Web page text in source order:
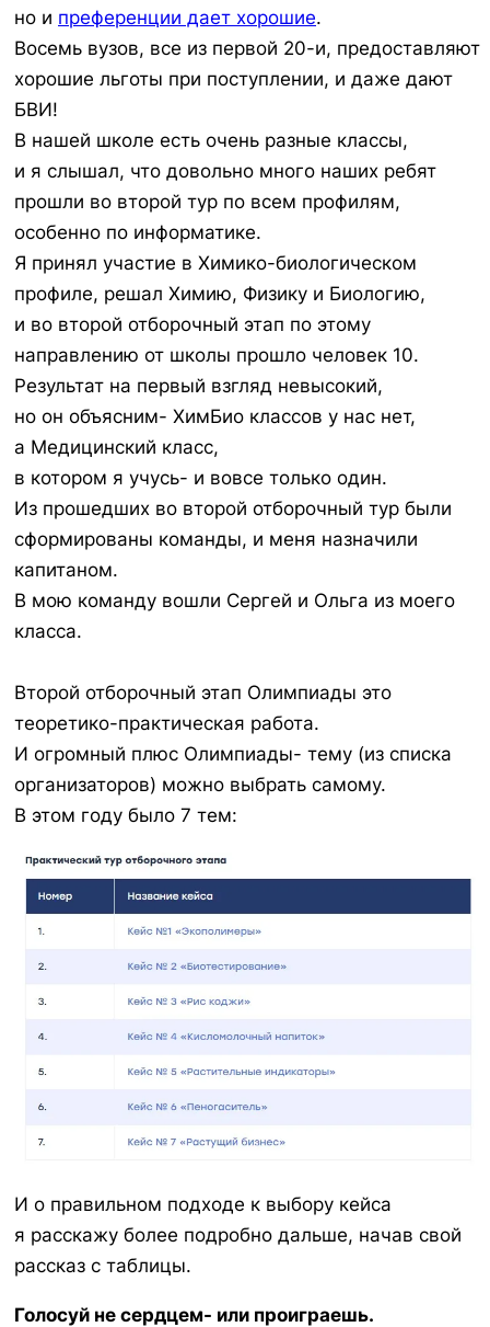
но и преференции дает хорошие.
Восемь вузов, все из первой 20-и, предоставляют
хорошие льготы при поступлении, и даже дают
БВИ!
В нашей школе есть очень разные классы,
и я слышал, что довольно много наших ребят
прошли во второй тур по всем профилям,
особенно по информатике.
Я принял участие в Химико-биологическом
профиле, решал Химию, Физику и Биологию,
и во второй отборочный этап по этому
направлению от школы прошло человек 10.
Результат на первый взгляд невысокий,
но он объясним- ХимБио классов у нас нет,
а Медицинский класс,
в котором я учусь- и вовсе только один.
Из прошедших во второй отборочный тур были
сформированы команды, и меня назначили
капитаном.
В мою команду вошли Сергей и Ольга из моего
класса.
Второй отборочный этап Олимпиады это
теоретико-практическая работа.
И огромный плюс Олимпиады- тему (из списка
организаторов) можно выбрать самому.
В этом году было 7 тем:
И о правильном подходе к выбору кейса
я расскажу более подробно дальше, начав свой
рассказ с таблицы.
Голосуй не сердцем- или проиграешь.